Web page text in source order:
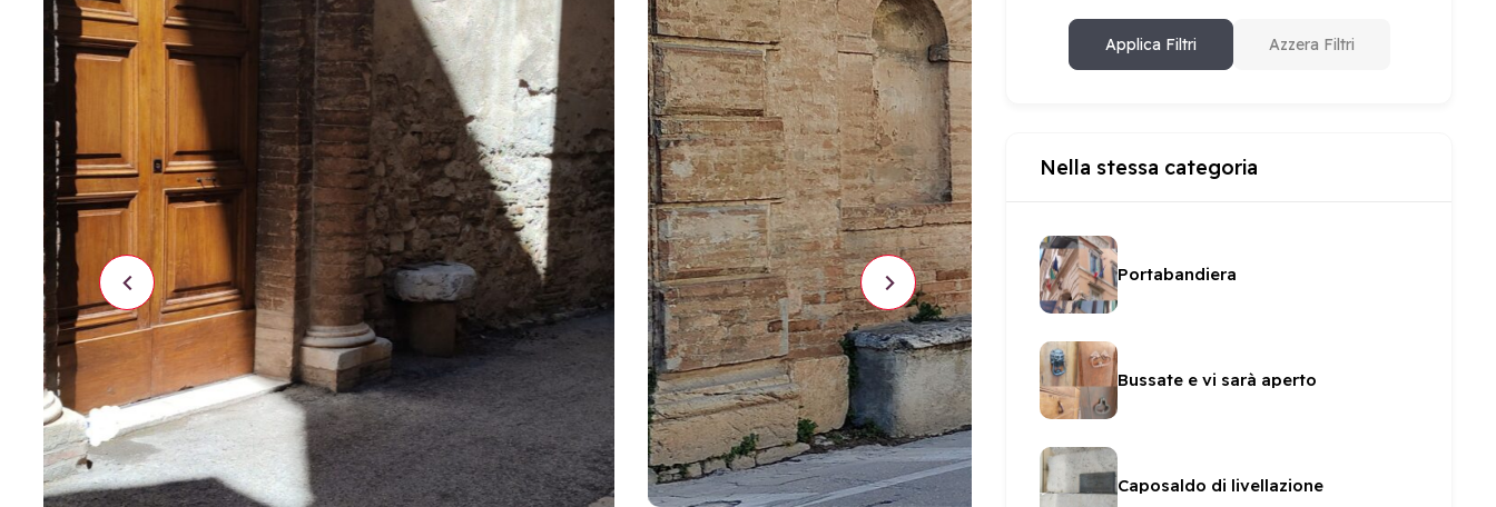
Applica Filtri Azzera Filtri
Nella stessa categoria
Portabandiera
Bussate e vi sarà aperto
Caposaldo di livellazione